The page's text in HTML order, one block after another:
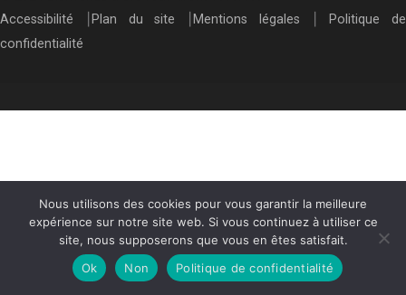
Accessibilité
Plan du site Mentions légales
Politique de
confidentialité
Nous utilisons des cookies pour vous garantir la meilleure
expérience sur notre site web. Si vous continuez à utiliser ce
site, nous supposerons que vous en êtes satisfait.
Ok
Non Politique de confidentialité